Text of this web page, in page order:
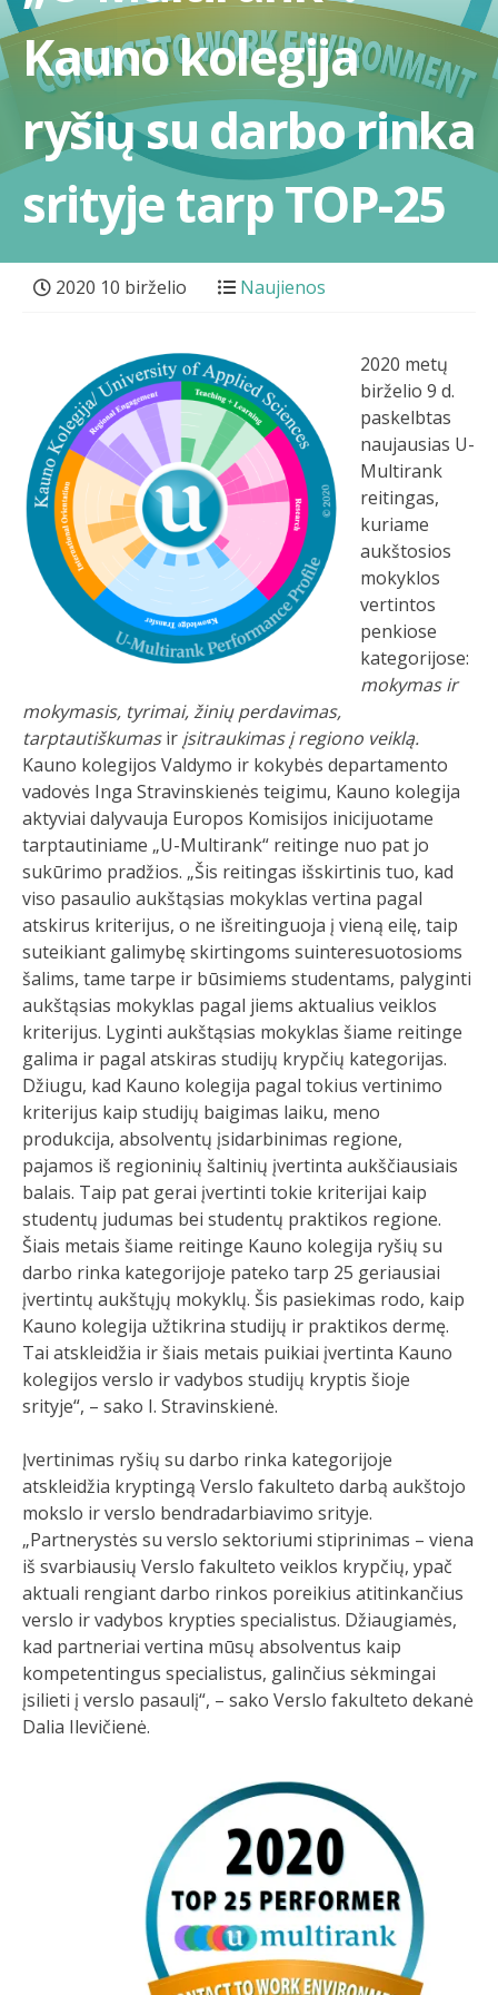
Kauno kolegija
ryšių su darbo rinka
srityje tarp TOP-25
2020 10 birželio Naujienos
2020 metų
birželio 9 d.
paskelbtas
naujausias U-
Multirank
reitingas,
kuriame
aukštosios
mokyklos
vertintos
penkiose
kategorijose:
mokymas ir
mokymasis, tyrimai, žinių perdavimas,
tarptautiškumasir įsitraukimas į regiono veiklą.
Kauno kolegijos Valdymo ir kokybės departamento
vadovės Inga Stravinskienės teigimu, Kauno kolegija
aktyviai dalyvauja Europos Komisijos inicijuotame
tarptautiniame „U-Multirank“ reitinge nuo pat jo
sukūrimo pradžios. „Šis reitingas išskirtinis tuo, kad
viso pasaulio aukštąsias mokyklas vertina pagal
atskirus kriterijus, o ne išreitinguoja į vieną eilę, taip
suteikiant galimybę skirtingoms suinteresuotosioms
šalims, tame tarpe ir būsimiems studentams, palyginti
aukštąsias mokyklas pagal jiems aktualius veiklos
kriterijus. Lyginti aukštąsias mokyklas šiame reitinge
galima ir pagal atskiras studijų krypčių kategorijas.
Džiugu, kad Kauno kolegija pagal tokius vertinimo
kriterijus kaip studijų baigimas laiku, meno
produkcija, absolventų įsidarbinimas regione,
pajamos iš regioninių šaltinių įvertinta aukščiausiais
balais. Taip pat gerai įvertinti tokie kriterijai kaip
studentų judumas bei studentų praktikos regione.
Šiais metais šiame reitinge Kauno kolegija ryšių su
darbo rinka kategorijoje pateko tarp 25 geriausiai
įvertintų aukštųjų mokyklų. Šis pasiekimas rodo, kaip
Kauno kolegija užtikrina studijų ir praktikos dermę.
Tai atskleidžia ir šiais metais puikiai įvertinta Kauno
kolegijos verslo ir vadybos studijų kryptis šioje
srityje“, – sako I. Stravinskienė.
Įvertinimas ryšių su darbo rinka kategorijoje
atskleidžia kryptingą Verslo fakulteto darbą aukštojo
mokslo ir verslo bendradarbiavimo srityje.
„Partnerystės su verslo sektoriumi stiprinimas – viena
iš svarbiausių Verslo fakulteto veiklos krypčių, ypač
aktuali rengiant darbo rinkos poreikius atitinkančius
verslo ir vadybos krypties specialistus. Džiaugiamės,
kad partneriai vertina mūsų absolventus kaip
kompetentingus specialistus, galinčius sėkmingai
įsilieti į verslo pasaulį“, – sako Verslo fakulteto dekanė
Dalia Ilevičienė.